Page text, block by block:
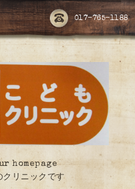
017-765-1188
homepage
クリニックです